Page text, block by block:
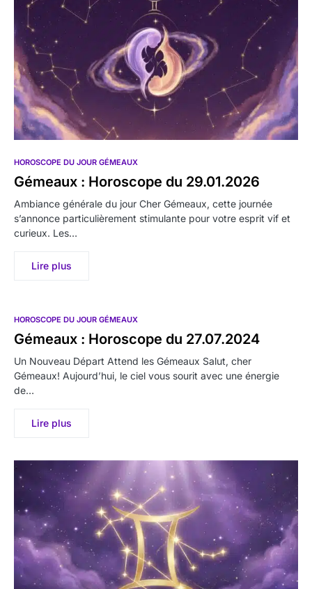
HOROSCOPE DU JOUR GÉMEAUX
Gémeaux : Horoscope du 29.01.2026
Ambiance générale du jour Cher Gémeaux, cette journée
s’annonce particulièrement stimulante pour votre esprit vif et
curieux. Les…
Lire plus
HOROSCOPE DU JOUR GÉMEAUX
Gémeaux : Horoscope du 27.07.2024
Un Nouveau Départ Attend les Gémeaux Salut, cher
Gémeaux! Aujourd’hui, le ciel vous sourit avec une énergie
de…
Lire plus